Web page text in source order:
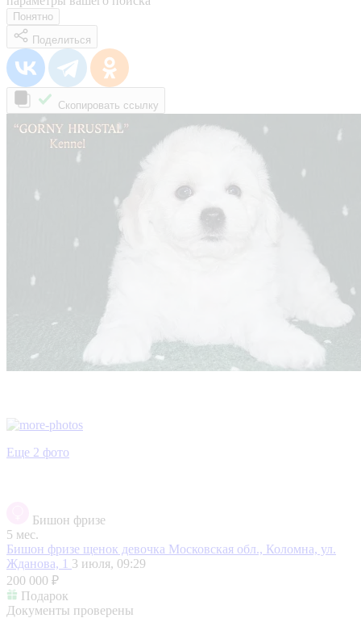
Понятно
Поделиться
Скопировать ссылку
Еще 2 фото
Бишон фризе
5 мес.
Бишон фризе щенок девочка Московская обл., Коломна, ул.
Жданова, 1 3 июля, 09:29
200 000 ₽
Подарок
Документы проверены